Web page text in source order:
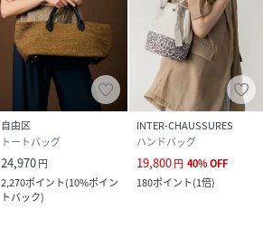
自由区
トートバッグ
24,970円
2,270ポイント(10%ポイン
トバック)
INTER-CHAUSSURES
ハンドバッグ
19,800円 40%OFF
180ポイント(1倍)